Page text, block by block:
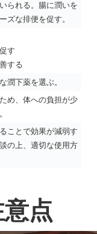
られる。腸に潤いを
ズな排便を促す。
す
する
潤下薬を選ぶ。
め、体への負担が少
ことで効果が減弱す
の上、適切な使用方
点